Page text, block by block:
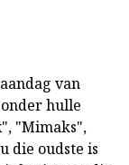
van
hulle
"Mimaks",
die oudste is